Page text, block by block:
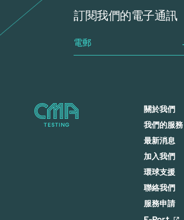
訂閱我們的電子通訊
關於我們
我們的服務
最新消息
加入我們
環球支援
聯絡我們
服務申請